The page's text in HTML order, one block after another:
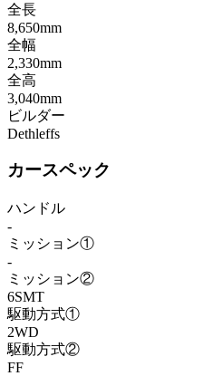
全長
8,650mm
全幅
2,330mm
全高
3,040mm
ビルダー
Dethleffs
カースペック
ハンドル
-
ミッション①
-
ミッション②
6SMT
駆動方式①
2WD
駆動方式②
FF